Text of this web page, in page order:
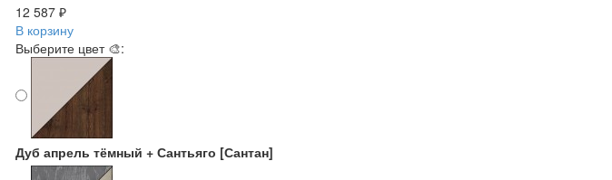
12 587 ₽
В корзину
Выберите цвет 🎨:
Дуб апрель тёмный + Сантьяго [Сантан]